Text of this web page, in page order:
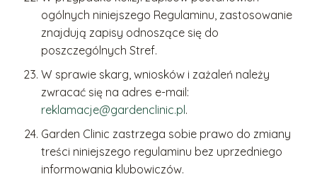
ogólnych niniejszego Regulaminu, zastosowanie
znajdują zapisy odnoszące się do
poszczególnych Stref.
W sprawie skarg, wniosków i zażaleń należy
zwracać się na adres e-mail:
reklamacje@gardenclinic.pl.
Garden Clinic zastrzega sobie prawo do zmiany
treści niniejszego regulaminu bez uprzedniego
informowania klubowiczów.